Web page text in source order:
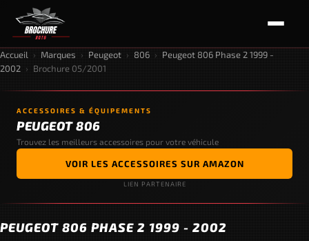
Accueil › Marques › Peugeot › 806 › Peugeot 806 Phase 2 1999 -
2002 › Brochure 05/2001
ACCESSOIRES & ÉQUIPEMENTS
PEUGEOT 806
Trouvez les meilleurs accessoires pour votre véhicule
VOIR LES ACCESSOIRES SUR AMAZON
LIEN PARTENAIRE
PEUGEOT 806 PHASE 2 1999 - 2002